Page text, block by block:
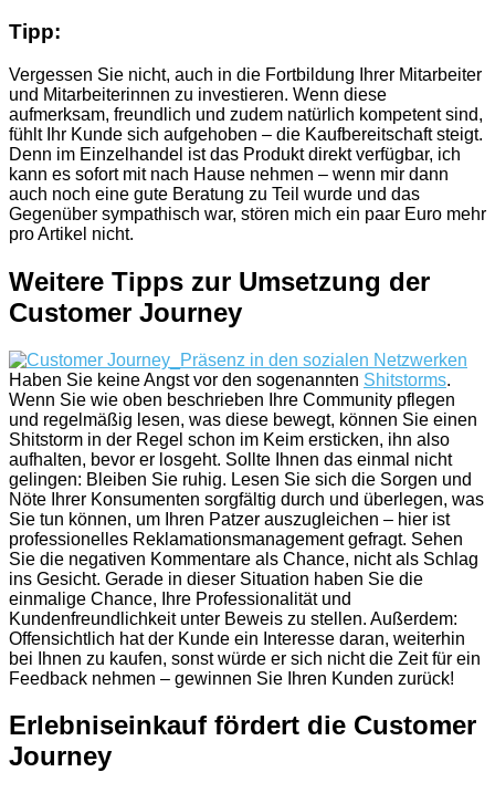
Tipp:
Vergessen Sie nicht, auch in die Fortbildung Ihrer Mitarbeiter
und Mitarbeiterinnen zu investieren. Wenn diese
aufmerksam, freundlich und zudem natürlich kompetent sind,
fühlt Ihr Kunde sich aufgehoben – die Kaufbereitschaft steigt.
Denn im Einzelhandel ist das Produkt direkt verfügbar, ich
kann es sofort mit nach Hause nehmen – wenn mir dann
auch noch eine gute Beratung zu Teil wurde und das
Gegenüber sympathisch war, stören mich ein paar Euro mehr
pro Artikel nicht.
Weitere Tipps zur Umsetzung der
Customer Journey
Haben Sie keine Angst vor den sogenannten Shitstorms.
Wenn Sie wie oben beschrieben Ihre Community pflegen
und regelmäßig lesen, was diese bewegt, können Sie einen
Shitstorm in der Regel schon im Keim ersticken, ihn also
aufhalten, bevor er losgeht. Sollte Ihnen das einmal nicht
gelingen: Bleiben Sie ruhig. Lesen Sie sich die Sorgen und
Nöte Ihrer Konsumenten sorgfältig durch und überlegen, was
Sie tun können, um Ihren Patzer auszugleichen – hier ist
professionelles Reklamationsmanagement gefragt. Sehen
Sie die negativen Kommentare als Chance, nicht als Schlag
ins Gesicht. Gerade in dieser Situation haben Sie die
einmalige Chance, Ihre Professionalität und
Kundenfreundlichkeit unter Beweis zu stellen. Außerdem:
Offensichtlich hat der Kunde ein Interesse daran, weiterhin
bei Ihnen zu kaufen, sonst würde er sich nicht die Zeit für ein
Feedback nehmen – gewinnen Sie Ihren Kunden zurück!
Erlebniseinkauf fördert die Customer
Journey